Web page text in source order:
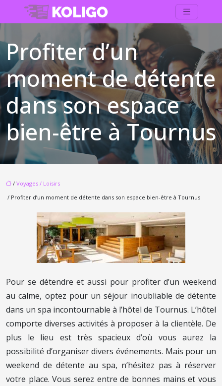
Profiter d’un
moment de détente
dans son espace
bien-être à Tournus
/ Voyages / Loisirs
/ Profiter d’un moment de détente dans son espace bien-être à Tournus
Pour se détendre et aussi pour profiter d’un weekend
au calme, optez pour un séjour inoubliable de détente
dans un spa incontournable à l’hôtel de Tournus. L’hôtel
comporte diverses activités à proposer à la clientèle. De
plus le lieu est très spacieux d’où vous aurez la
possibilité d’organiser divers événements. Mais pour un
weekend de détente au spa, n’hésitez pas à réserver
votre place. Vous serez entre de bonnes mains et vous